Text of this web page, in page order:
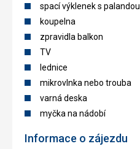
spací výklenek s palandou
koupelna
zpravidla balkon
TV
lednice
mikrovlnka nebo trouba
varná deska
myčka na nádobí
Informace o zájezdu